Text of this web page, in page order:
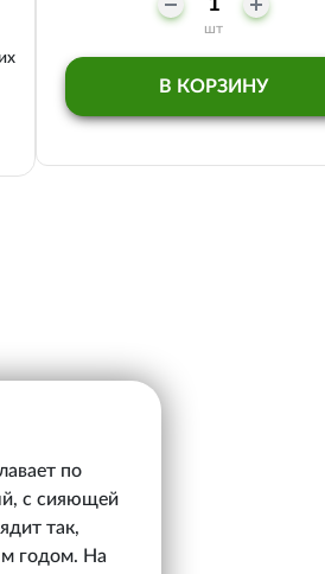
шт
В КОРЗИНУ
по
с сияющей
так,
годом. На